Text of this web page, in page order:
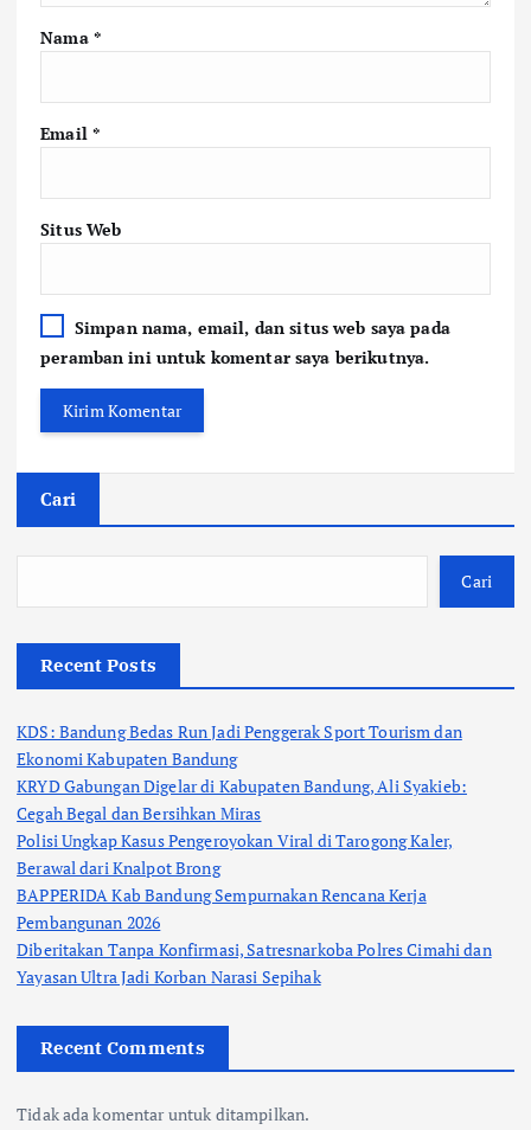
Nama *
Email *
Situs Web
Simpan nama, email, dan situs web saya pada
peramban ini untuk komentar saya berikutnya.
Cari
Cari
Recent Posts
KDS: Bandung Bedas Run Jadi Penggerak Sport Tourism dan
Ekonomi Kabupaten Bandung
KRYD Gabungan Digelar di Kabupaten Bandung, Ali Syakieb:
Cegah Begal dan Bersihkan Miras
Polisi Ungkap Kasus Pengeroyokan Viral di Tarogong Kaler,
Berawal dari Knalpot Brong
BAPPERIDA Kab Bandung Sempurnakan Rencana Kerja
Pembangunan 2026
Diberitakan Tanpa Konfirmasi, Satresnarkoba Polres Cimahi dan
Yayasan Ultra Jadi Korban Narasi Sepihak
Recent Comments
Tidak ada komentar untuk ditampilkan.